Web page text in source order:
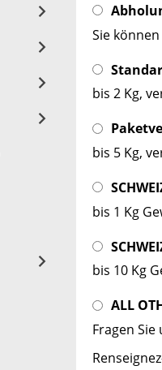
Sie
bis 2 Kg,
bis 5 Kg,
bis 1 Kg
bis 10 Kg
ALL
Fragen